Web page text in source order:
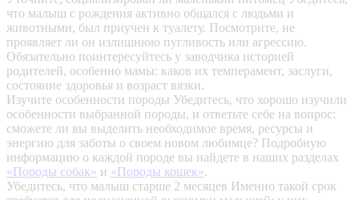
что малыш с рождения активно общался с людьми и
животными, был приучен к туалету. Посмотрите, не
проявляет ли он излишнюю пугливость или агрессию.
Обязательно поинтересуйтесь у заводчика историей
родителей, особенно мамы: каков их темперамент, заслуги,
состояние здоровья и возраст вязки.
Изучите особенности породы Убедитесь, что хорошо изучили
особенности выбранной породы, и ответьте себе на вопрос:
сможете ли вы выделить необходимое время, ресурсы и
энергию для заботы о своем новом любимце? Подробную
информацию о каждой породе вы найдете в наших разделах
«Породы собак» и «Породы кошек».
Убедитесь, что малыш старше 2 месяцев Именно такой срок